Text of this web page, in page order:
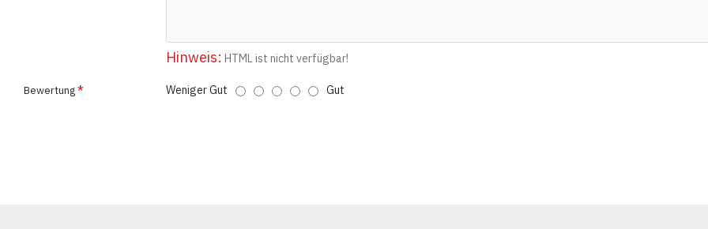
Hinweis: HTML ist nicht verfügbar!
Bewertung Weniger Gut Gut